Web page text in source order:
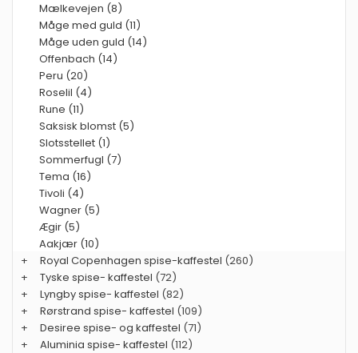
Mælkevejen (8)
Måge med guld (11)
Måge uden guld (14)
Offenbach (14)
Peru (20)
Roselil (4)
Rune (11)
Saksisk blomst (5)
Slotsstellet (1)
Sommerfugl (7)
Tema (16)
Tivoli (4)
Wagner (5)
Ægir (5)
Aakjær (10)
+
Royal Copenhagen spise-kaffestel (260)
+
Tyske spise- kaffestel (72)
+
Lyngby spise- kaffestel (82)
+
Rørstrand spise- kaffestel (109)
+
Desiree spise- og kaffestel (71)
+
Aluminia spise- kaffestel (112)